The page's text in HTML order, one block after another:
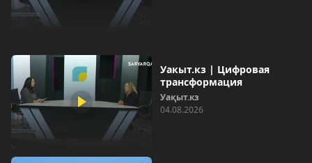
Уакыт.кз | Цифровая
трансформация
Уақыт.кз
04.08.2026